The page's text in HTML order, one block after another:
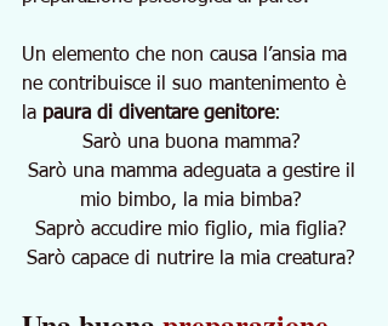
Un elemento che non causa l’ansia ma
ne contribuisce il suo mantenimento è
la paura di diventare genitore:
Sarò una buona mamma?
Sarò una mamma adeguata a gestire il
mio bimbo, la mia bimba?
Saprò accudire mio figlio, mia figlia?
Sarò capace di nutrire la mia creatura?